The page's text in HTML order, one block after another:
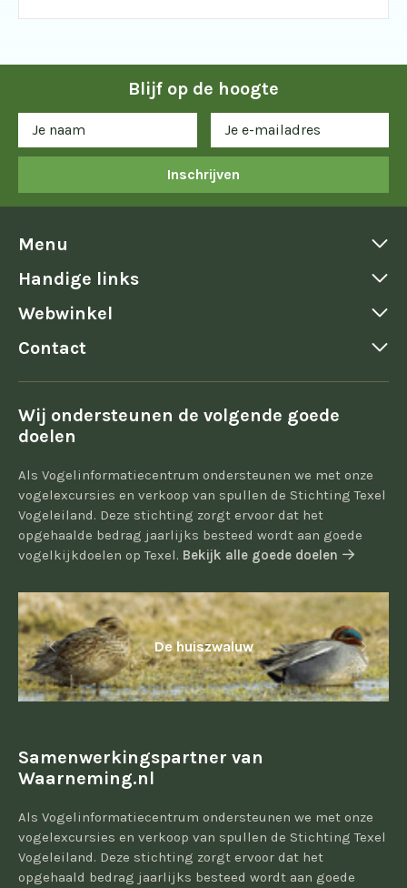
Blijf op de hoogte
Inschrijven
Menu
Handige links
Webwinkel
Contact
Wij ondersteunen de volgende goede
doelen
Als Vogelinformatiecentrum ondersteunen we met onze
vogelexcursies en verkoop van spullen de Stichting Texel
Vogeleiland. Deze stichting zorgt ervoor dat het
opgehaalde bedrag jaarlijks besteed wordt aan goede
vogelkijkdoelen op Texel. Bekijk alle goede doelen
De huiszwaluw
Samenwerkingspartner van
Waarneming.nl
Als Vogelinformatiecentrum ondersteunen we met onze
vogelexcursies en verkoop van spullen de Stichting Texel
Vogeleiland. Deze stichting zorgt ervoor dat het
opgehaald bedrag jaarlijks besteed wordt aan goede